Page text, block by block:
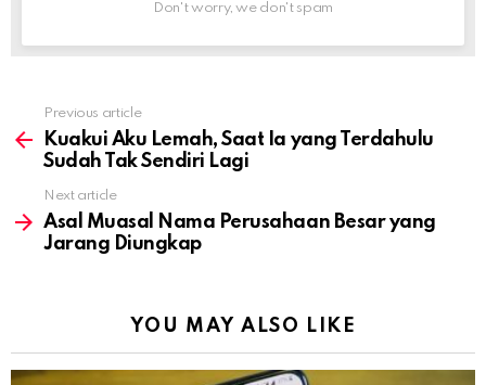
Don't worry, we don't spam
more
Previous article
Kuakui Aku Lemah, Saat Ia yang Terdahulu
Sudah Tak Sendiri Lagi
Next article
Asal Muasal Nama Perusahaan Besar yang
Jarang Diungkap
YOU MAY ALSO LIKE